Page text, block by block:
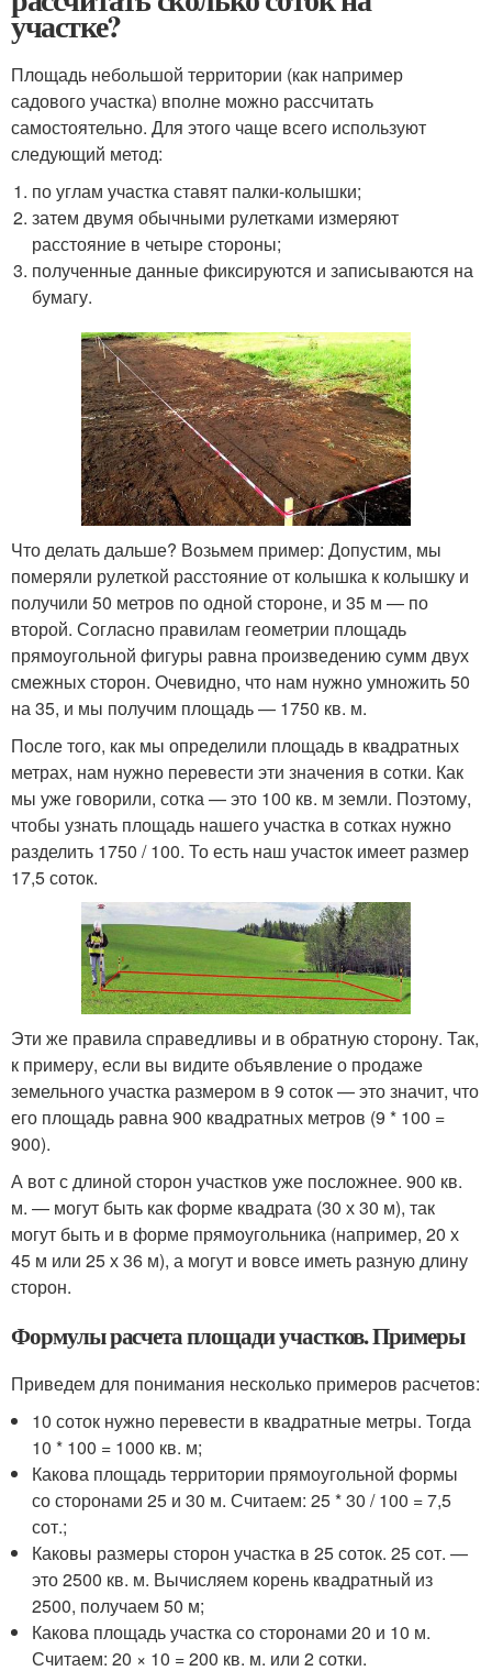
участке?
Площадь небольшой территории (как например
садового участка) вполне можно рассчитать
самостоятельно. Для этого чаще всего используют
следующий метод:
по углам участка ставят палки-колышки;
затем двумя обычными рулетками измеряют
расстояние в четыре стороны;
полученные данные фиксируются и записываются на
бумагу.
Что делать дальше? Возьмем пример: Допустим, мы
померяли рулеткой расстояние от колышка к колышку и
получили 50 метров по одной стороне, и 35 м — по
второй. Согласно правилам геометрии площадь
прямоугольной фигуры равна произведению сумм двух
смежных сторон. Очевидно, что нам нужно умножить 50
на 35, и мы получим площадь — 1750 кв. м.
После того, как мы определили площадь в квадратных
метрах, нам нужно перевести эти значения в сотки. Как
мы уже говорили, сотка — это 100 кв. м земли. Поэтому,
чтобы узнать площадь нашего участка в сотках нужно
разделить 1750 / 100. То есть наш участок имеет размер
17,5 соток.
Эти же правила справедливы и в обратную сторону. Так,
к примеру, если вы видите объявление о продаже
земельного участка размером в 9 соток — это значит, что
его площадь равна 900 квадратных метров (9 * 100 =
900).
А вот с длиной сторон участков уже посложнее. 900 кв.
м. — могут быть как форме квадрата (30 х 30 м), так
могут быть и в форме прямоугольника (например, 20 х
45 м или 25 х 36 м), а могут и вовсе иметь разную длину
сторон.
Формулы расчета площади участков. Примеры
Приведем для понимания несколько примеров расчетов:
10 соток нужно перевести в квадратные метры. Тогда
10 * 100 = 1000 кв. м;
Какова площадь территории прямоугольной формы
со сторонами 25 и 30 м. Считаем: 25 * 30 / 100 = 7,5
сот.;
Каковы размеры сторон участка в 25 соток. 25 сот. —
это 2500 кв. м. Вычисляем корень квадратный из
2500, получаем 50 м;
Какова площадь участка со сторонами 20 и 10 м.
Считаем: 20 × 10 = 200 кв. м. или 2 сотки.